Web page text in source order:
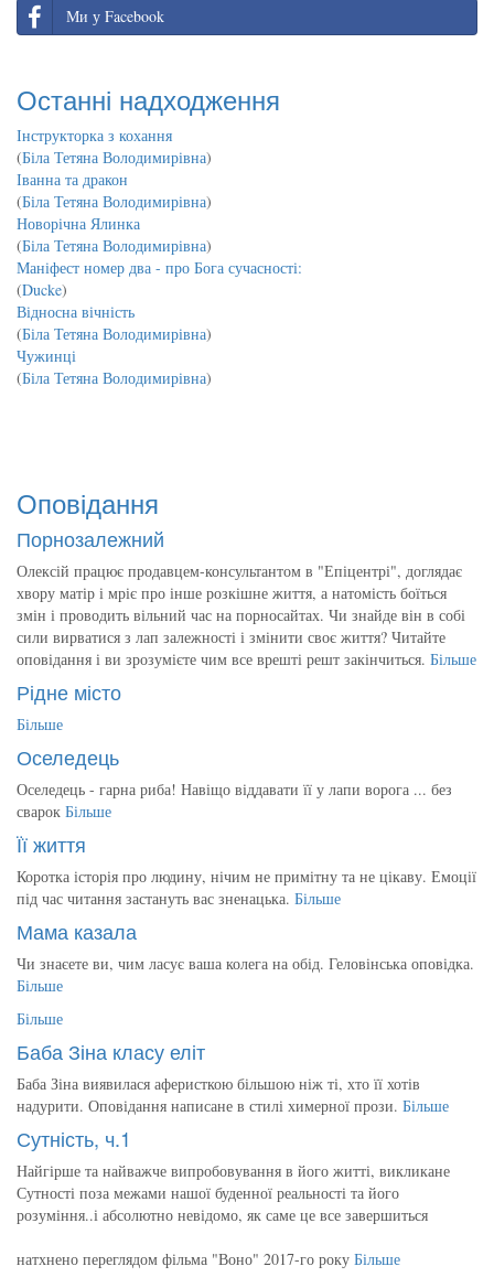
Ми у Facebook
Останні надходження
Інструкторка з кохання
(Біла Тетяна Володимирівна)
Іванна та дракон
(Біла Тетяна Володимирівна)
Новорічна Ялинка
(Біла Тетяна Володимирівна)
Маніфест номер два - про Бога сучасності:
(Ducke)
Відносна вічність
(Біла Тетяна Володимирівна)
Чужинці
(Біла Тетяна Володимирівна)
Оповідання
Порнозалежний
Олексій працює продавцем-консультантом в "Епіцентрі", доглядає
хвору матір і мріє про інше розкішне життя, а натомість боїться
змін і проводить вільний час на порносайтах. Чи знайде він в собі
сили вирватися з лап залежності і змінити своє життя? Читайте
оповідання і ви зрозумієте чим все врешті решт закінчиться. Більше
Рідне місто
Більше
Оселедець
Оселедець - гарна риба! Навіщо віддавати її у лапи ворога ... без
сварок Більше
Її життя
Коротка історія про людину, нічим не примітну та не цікаву. Емоції
під час читання застануть вас зненацька. Більше
Мама казала
Чи знаєете ви, чим ласує ваша колега на обід. Геловінська оповідка.
Більше
Більше
Баба Зіна класу еліт
Баба Зіна виявилася аферисткою більшою ніж ті, хто її хотів
надурити. Оповідання написане в стилі химерної прози. Більше
Сутність, ч.1
Найгірше та найважче випробовування в його житті, викликане
Сутності поза межами нашої буденної реальності та його
розуміння..і абсолютно невідомо, як саме це все завершиться
натхнено переглядом фільма "Воно" 2017-го року Більше